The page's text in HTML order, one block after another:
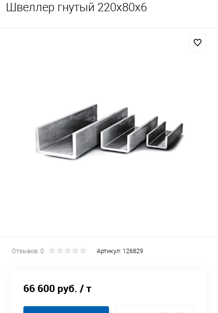
Швеллер гнутый 220х80х6
Отзывов: 0 Артикул: 126829
66 600 руб. / т